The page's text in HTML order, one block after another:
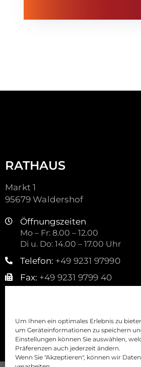
Um Ihnen ein optimales Erlebnis zu
um Geräteinformationen zu speichern
Einstellungen können Sie auswählen,
Präferenzen auch jederzeit ändern.
Wenn Sie "Akzeptieren", können wir
RATHAUS
Markt 1
95679 Waldershof
Öffnungszeiten
Mo – Fr: 8.00 – 12.00
Di u. Do: 14.00 – 17.00 Uhr
Telefon: +49 9231 97990
Fax: +49 9231 9799 40